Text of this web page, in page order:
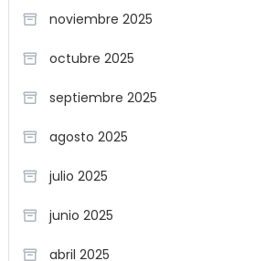
noviembre 2025
octubre 2025
septiembre 2025
agosto 2025
julio 2025
junio 2025
abril 2025